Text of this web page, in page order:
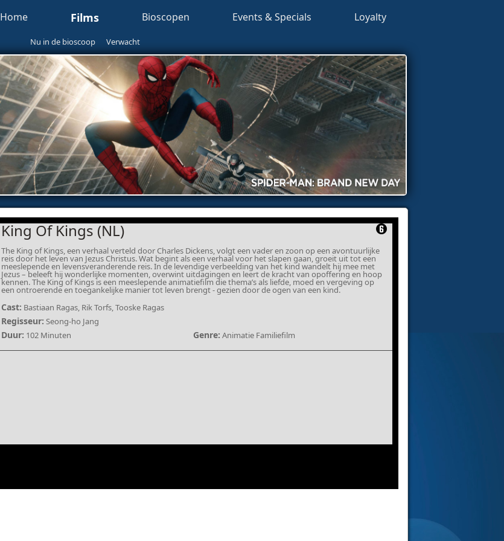
Home Films Bioscopen Events & Specials Loyalty
Nu in de bioscoop Verwacht
King Of Kings (NL)
The King of Kings, een verhaal verteld door Charles Dickens, volgt een vader en zoon op een avontuurlijke
reis door het leven van Jezus Christus. Wat begint als een verhaal voor het slapen gaan, groeit uit tot een
meeslepende en levensveranderende reis. In de levendige verbeelding van het kind wandelt hij mee met
Jezus – beleeft hij wonderlijke momenten, overwint uitdagingen en leert de kracht van opoffering en hoop
kennen. The King of Kings is een meeslepende animatiefilm die thema’s als liefde, moed en vergeving op
een ontroerende en toegankelijke manier tot leven brengt - gezien door de ogen van een kind.
Cast: Bastiaan Ragas, Rik Torfs, Tooske Ragas
Regisseur: Seong-ho Jang
Duur: 102 Minuten Genre: Animatie Familiefilm